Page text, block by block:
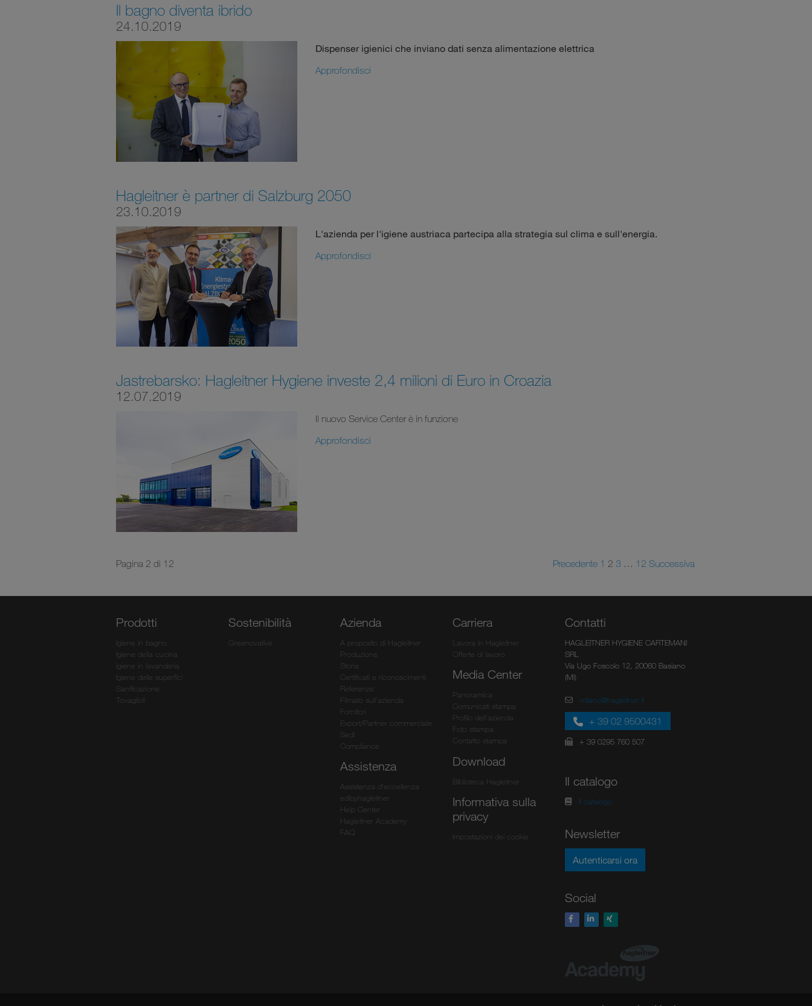
Il bagno diventa ibrido
24.10.2019
Dispenser igienici che inviano dati senza alimentazione elettrica
Approfondisci
Hagleitner è partner di Salzburg 2050
23.10.2019
L'azienda per l'igiene austriaca partecipa alla strategia sul clima e sull'energia.
Approfondisci
Jastrebarsko: Hagleitner Hygiene investe 2,4 milioni di Euro in Croazia
12.07.2019
Il nuovo Service Center è in funzione
Approfondisci
Pagina 2 di 12 Precedente 1 2 3 … 12 Successiva
Prodotti
Igiene in bagno
Igiene della cucina
Igiene in lavanderia
Igiene delle superfici
Sanificazione
Tovaglioli
Sostenibilità
Greenovative
Azienda
A proposito di Hagleitner
Produzione
Storia
Certificati e riconoscimenti
Referenze
Filmato sull’azienda
Fornitori
Export/Partner commerciale
Sedi
Compliance
Assistenza
Assistenza d’eccellenza
edibyhagleitner
Help Center
Hagleitner Academy
FAQ
Carriera
Lavora in Hagleitner
Offerte di lavoro
Media Center
Panoramica
Comunicati stampa
Profilo dell'azienda
Foto stampa
Contatto stampa
Download
Biblioteca Hagleitner
Informativa sulla
privacy
Impostazioni dei cookie
Contatti
HAGLEITNER HYGIENE CARTEMANI
SRL
Via Ugo Foscolo 12, 20060 Basiano
(MI)
milano@hagleitner.it
+ 39 02 9500431
+ 39 0295 760 507
Il catalogo
Il catalogo
Newsletter
Autenticarsi ora
Social